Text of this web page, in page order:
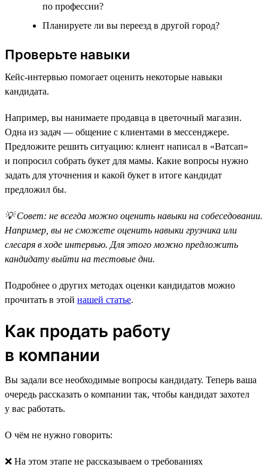
по профессии?
Планируете ли вы переезд в другой город?
Проверьте навыки
Кейс-интервью помогает оценить некоторые навыки
кандидата.
Например, вы нанимаете продавца в цветочный магазин.
Одна из задач — общение с клиентами в мессенджере.
Предложите решить ситуацию: клиент написал в «Ватсап»
и попросил собрать букет для мамы. Какие вопросы нужно
задать для уточнения и какой букет в итоге кандидат
предложил бы.
💡 Совет: не всегда можно оценить навыки на собеседовании.
Например, вы не сможете оценить навыки грузчика или
слесаря в ходе интервью. Для этого можно предложить
кандидату выйти на тестовые дни.
Подробнее о других методах оценки кандидатов можно
прочитать в этой нашей статье.
Как продать работу
в компании
Вы задали все необходимые вопросы кандидату. Теперь ваша
очередь рассказать о компании так, чтобы кандидат захотел
у вас работать.
О чём не нужно говорить:
❌ На этом этапе не рассказываем о требованиях